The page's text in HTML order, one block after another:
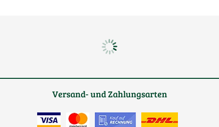
Versand- und Zahlungsarten